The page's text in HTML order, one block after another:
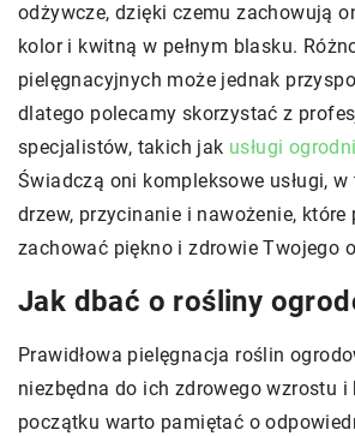
odżywcze, dzięki czemu zachowują
kolor i kwitną w pełnym blasku.
pielęgnacyjnych może jednak
dlatego polecamy skorzystać z
specjalistów, takich jak usługi
Świadczą oni kompleksowe usługi,
drzew, przycinanie i nawożenie, które
zachować piękno i zdrowie Twojego
Jak dbać o rośliny
Prawidłowa pielęgnacja roślin
niezbędna do ich zdrowego wzrostu i
początku warto pamiętać o